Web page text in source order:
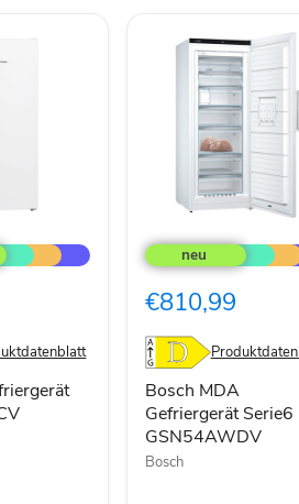
MDA
Gefriergerät
GSN54AWDV
€810,99
Bosch MDA
Gefriergerät Serie6
GSN54AWDV
Bosch